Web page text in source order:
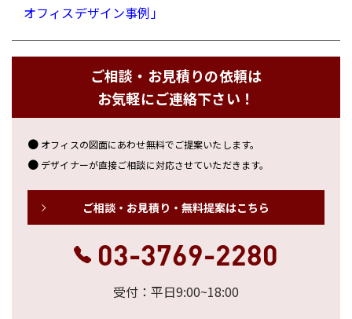
オフィスデザイン事例」
ご相談・お見積りの依頼は
お気軽にご連絡下さい！
オフィスの図面にあわせ無料でご提案いたします。
デザイナーが直接ご相談に対応させていただきます。
ご相談・お見積り・無料提案はこちら
03-3769-2280
受付：平日9:00~18:00